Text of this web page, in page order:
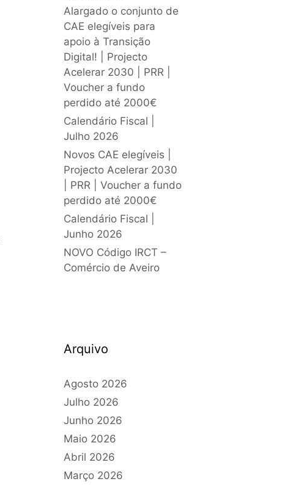
Alargado o conjunto de
CAE elegíveis para
apoio à Transição
Digital! | Projecto
Acelerar 2030 | PRR |
Voucher a fundo
perdido até 2000€
Calendário Fiscal |
Julho 2026
Novos CAE elegíveis |
Projecto Acelerar 2030
| PRR | Voucher a fundo
perdido até 2000€
Calendário Fiscal |
Junho 2026
NOVO Código IRCT –
Comércio de Aveiro
Arquivo
Agosto 2026
Julho 2026
Junho 2026
Maio 2026
Abril 2026
Março 2026